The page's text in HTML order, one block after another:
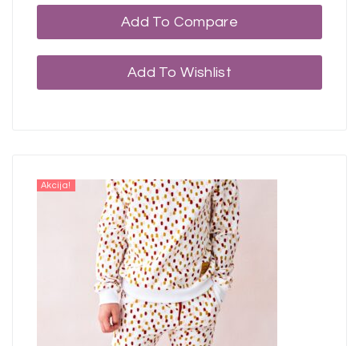
Add To Compare
Add To Wishlist
Akcija!